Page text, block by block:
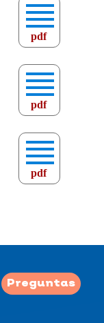
pdf
pdf
pdf
Preguntas